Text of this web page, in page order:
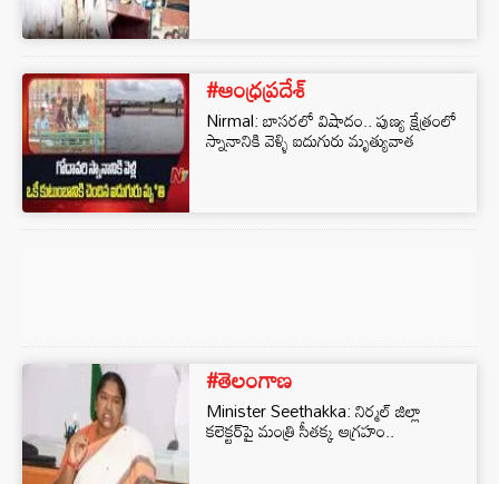
#ఆంధ్రప్రదేశ్
Nirmal: బాసరలో విషాదం.. పుణ్య క్షేత్రంలో
స్నానానికి వెళ్ళి ఐదుగురు మృత్యువాత
#తెలంగాణ
Minister Seethakka: నిర్మల్ జిల్లా
కలెక్టర్⁬పై మంత్రి సీతక్క ఆగ్రహం..